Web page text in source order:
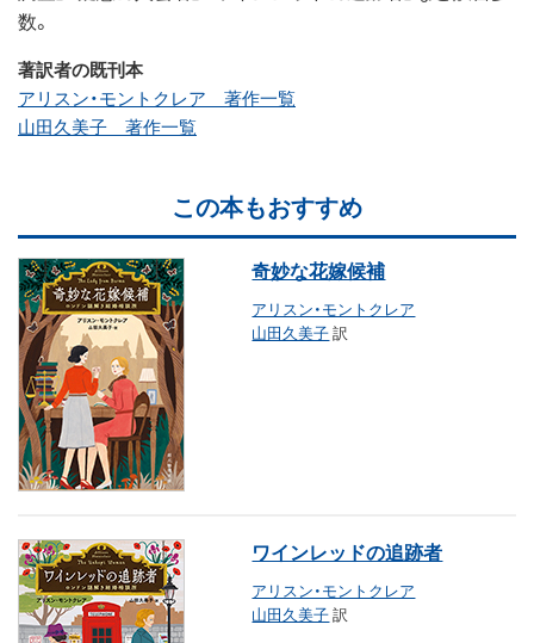
数。
著訳者の既刊本
アリスン・モントクレア 著作一覧
山田久美子 著作一覧
この本もおすすめ
奇妙な花嫁候補
アリスン・モントクレア
山田久美子訳
ワインレッドの追跡者
アリスン・モントクレア
山田久美子訳